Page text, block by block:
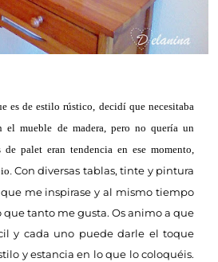
es de estilo rústico, decidí que necesitaba
el mueble de madera, pero no quería un
de palet eran tendencia en ese momento,
Con diversas tablas, tinte y pintura
me inspirase y al mismo tiempo
que tanto me gusta. Os animo a que
y cada uno puede darle el toque
y estancia en lo que lo coloquéis.